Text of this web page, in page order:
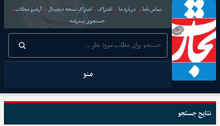
تماس باما درباره ما اشتراک اشتراک نسخه دیجیتال
آرشیو مجلات
جستجوی پیشرفته
منو
نتایج جستجو